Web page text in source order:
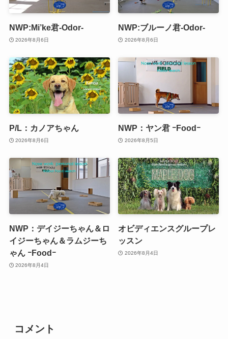
NWP:Mi’ke君-Odor-
2026年8月6日
NWP:ブルーノ君-Odor-
2026年8月6日
P/L：カノアちゃん
2026年8月6日
NWP：ヤン君 ｰFoodｰ
2026年8月5日
NWP：デイジーちゃん＆ロ
イジーちゃん＆ラムジーち
ゃん ｰFoodｰ
2026年8月4日
オビディエンスグループレ
ッスン
2026年8月4日
コメント